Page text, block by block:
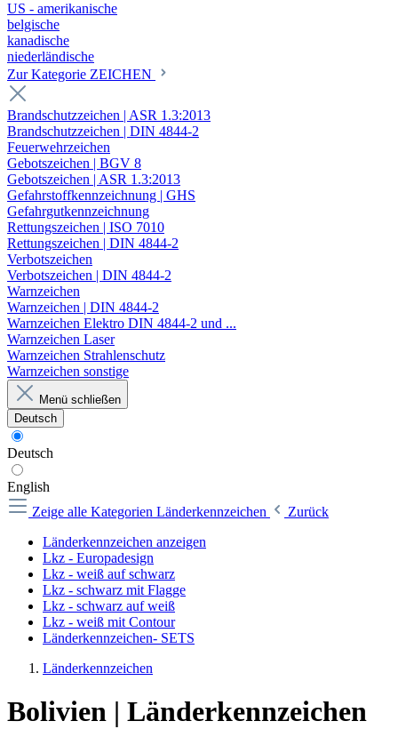
US - amerikanische
belgische
kanadische
niederländische
Zur Kategorie ZEICHEN
Brandschutzzeichen | ASR 1.3:2013
Brandschutzzeichen | DIN 4844-2
Feuerwehrzeichen
Gebotszeichen | BGV 8
Gebotszeichen | ASR 1.3:2013
Gefahrstoffkennzeichnung | GHS
Gefahrgutkennzeichnung
Rettungszeichen | ISO 7010
Rettungszeichen | DIN 4844-2
Verbotszeichen
Verbotszeichen | DIN 4844-2
Warnzeichen
Warnzeichen | DIN 4844-2
Warnzeichen Elektro DIN 4844-2 und ...
Warnzeichen Laser
Warnzeichen Strahlenschutz
Warnzeichen sonstige
Menü schließen
Deutsch
Deutsch
English
Zeige alle Kategorien Länderkennzeichen
Zurück
Länderkennzeichen anzeigen
Lkz - Europadesign
Lkz - weiß auf schwarz
Lkz - schwarz mit Flagge
Lkz - schwarz auf weiß
Lkz - weiß mit Contour
Länderkennzeichen- SETS
Länderkennzeichen
Bolivien | Länderkennzeichen